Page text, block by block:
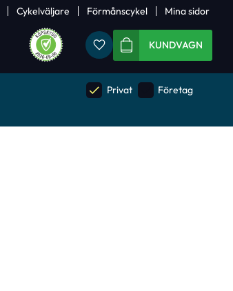
Cykelväljare Förmånscykel Mina sidor
FavoriterKUNDVAGN
done Privat Företag